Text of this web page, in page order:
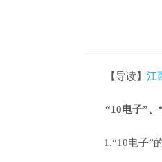
【导读】 江
“10电子”、
1.“10电子”的